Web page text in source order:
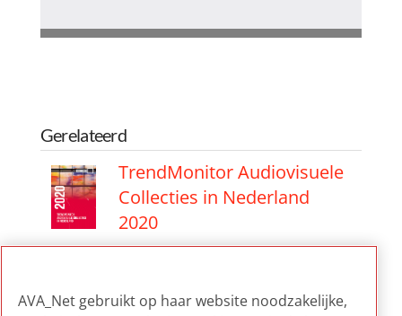
Gerelateerd
TrendMonitor Audiovisuele
Collecties in Nederland
2020
AVA_Net gebruikt op haar website noodzakelijke,